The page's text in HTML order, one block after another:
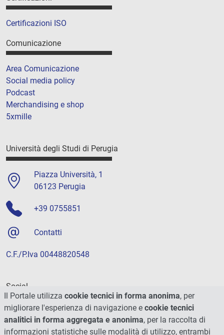
Certificazioni ISO
Comunicazione
Area Comunicazione
Social media policy
Podcast
Merchandising e shop
5xmille
Università degli Studi di Perugia
Piazza Università, 1
06123 Perugia
+39 0755851
Contatti
C.F./P.Iva 00448820548
Social
Il Portale utilizza cookie tecnici in forma anonima, per
migliorare l'esperienza di navigazione e cookie tecnici
analitici in forma aggregata e anonima, per la raccolta di
informazioni statistiche sulle modalità di utilizzo, entrambi